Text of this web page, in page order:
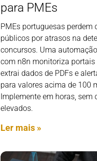
para PMEs
PMEs portuguesas perdem
públicos por atrasos na
concursos. Uma
com n8n monitoriza portais
extrai dados de PDFs e
para valores acima de 100
Implemente em horas, sem
elevados.
Ler mais »